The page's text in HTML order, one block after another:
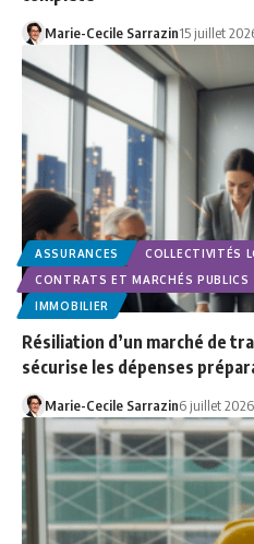
Marie-Cecile Sarrazin15 juillet
ASSURANCES COLLECTIVITÉS
CONTRATS ET MARCHÉS PUBLICS
IMMOBILIER
Résiliation d’un marché de
sécurise les dépenses
Marie-Cecile Sarrazin6 juillet 2026